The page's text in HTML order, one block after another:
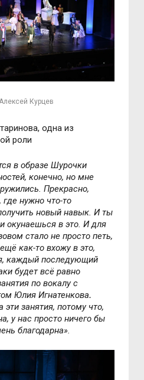
Курцев
одна из
роли
в образе Шурочки
конечно, но мне
Прекрасно,
нужно что-то
новый навык. И ты
окунаешься в это. И для
стало не просто петь,
как-то вхожу в это,
каждый последующий
будет всё равно
по вокалу с
Юлия Игнатенкова.
занятия, потому что,
у нас просто ничего бы
благодарна».